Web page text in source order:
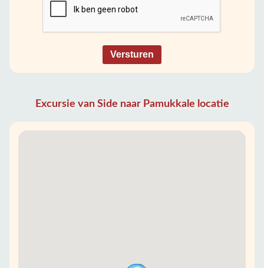
Versturen
Excursie van Side naar Pamukkale locatie